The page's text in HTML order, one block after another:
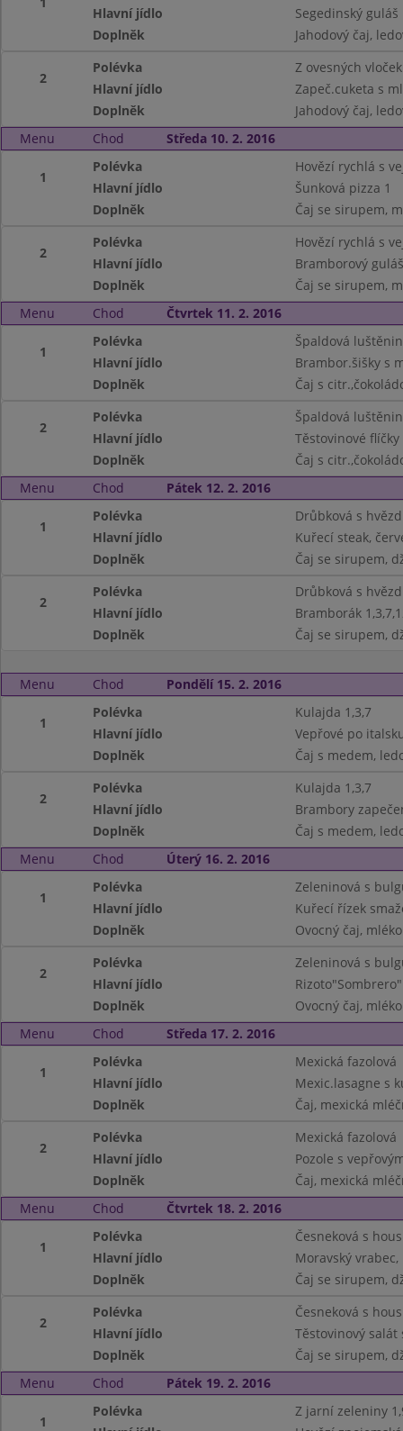
Hlavní jídlo
Segedinský
Doplněk
Jahodový čaj,
2
Polévka
Z ovesných
Hlavní jídlo
Zapeč.cuketa s
Doplněk
Jahodový čaj,
Menu
Chod Středa 10. 2. 2016
1
Polévka
Hovězí rychlá s
Hlavní jídlo
Šunková pizza 1
Doplněk
Čaj se sirupem,
2
Polévka
Hovězí rychlá s
Hlavní jídlo
Bramborový
Doplněk
Čaj se sirupem,
Menu
Chod Čtvrtek 11. 2. 2016
1
Polévka
Špaldová
Hlavní jídlo
Brambor.šišky s
Doplněk
Čaj s
2
Polévka
Špaldová
Hlavní jídlo
Těstovinové
Doplněk
Čaj s
Menu
Chod Pátek 12. 2. 2016
1
Polévka
Drůbková s
Hlavní jídlo
Kuřecí steak,
Doplněk
Čaj se sirupem,
2
Polévka
Drůbková s
Hlavní jídlo
Bramborák
Doplněk
Čaj se sirupem,
Menu Chod Pondělí 15. 2. 2016
1
Polévka
Kulajda 1,3,7
Hlavní jídlo
Vepřové po
Doplněk
Čaj s medem,
2
Polévka
Kulajda 1,3,7
Hlavní jídlo
Brambory
Doplněk
Čaj s medem,
Menu
Chod Úterý 16. 2. 2016
1
Polévka
Zeleninová s
Hlavní jídlo
Kuřecí řízek
Doplněk
Ovocný čaj,
2
Polévka
Zeleninová s
Hlavní jídlo
Doplněk
Ovocný čaj,
Menu
Chod Středa 17. 2. 2016
1
Polévka
Mexická fazolová
Hlavní jídlo
Mexic.lasagne s
Doplněk
Čaj, mexická
2
Polévka
Mexická fazolová
Hlavní jídlo
Pozole s
Doplněk
Čaj, mexická
Menu
Chod Čtvrtek 18. 2. 2016
1
Polévka
Česneková s
Hlavní jídlo
Moravský
Doplněk
Čaj se sirupem,
2
Polévka
Česneková s
Hlavní jídlo
Těstovinový
Doplněk
Čaj se sirupem,
Menu
Chod Pátek 19. 2. 2016
1
Polévka
Z jarní zeleniny